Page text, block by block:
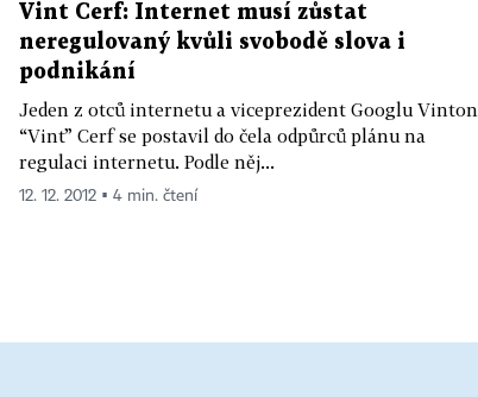
Vint Cerf: Internet musí zůstat
neregulovaný kvůli svobodě slova i
podnikání
Jeden z otců internetu a viceprezident Googlu Vinton
“Vint” Cerf se postavil do čela odpůrců plánu na
regulaci internetu. Podle něj...
12. 12. 2012 ▪ 4 min. čtení